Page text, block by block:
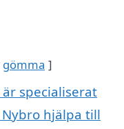
gömma
specialiserat
hjälpa till